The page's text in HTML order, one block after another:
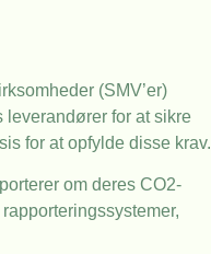
(SMV’er)
for at sikre
for at opfylde disse krav.
om deres CO2-